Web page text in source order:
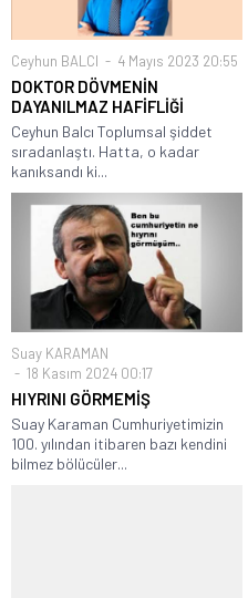
Ceyhun BALCI 4 Mayıs 2023 20:55
DOKTOR DÖVMENİN
DAYANILMAZ HAFİFLİĞİ
Ceyhun Balcı Toplumsal şiddet
sıradanlaştı. Hatta, o kadar
kanıksandı ki...
Suay KARAMAN
18 Kasım 2024 00:17
HIYRINI GÖRMEMİŞ
Suay Karaman Cumhuriyetimizin
100. yılından itibaren bazı kendini
bilmez bölücüler...